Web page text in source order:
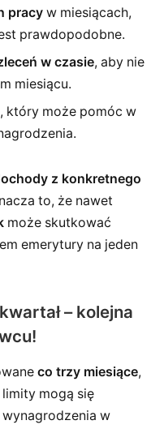
pracy w miesiącach,
prawdopodobne.
w czasie, aby nie
miesiącu.
, który może pomóc w
z konkretnego
to, że nawet
może skutkować
emerytury na jeden
– kolejna
co trzy miesiące,
mogą się
w